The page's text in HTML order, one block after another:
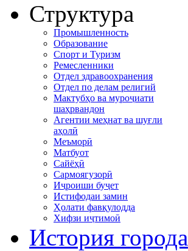
Структура
Промышленность
Образование
Спорт и Туризм
Ремесленники
Отдел здравоохранения
Отдел по делам религий
Мактубҳо ва муроҷиати
шаҳрвандон
Агентии меҳнат ва шуғли
аҳолӣ
Меъморӣ
Матбуот
Сайёҳӣ
Сармоягузорӣ
Иҷроиши буҷет
Истифодаи замин
Ҳолати фавқулодда
Хифзи иҷтимоӣ
История города